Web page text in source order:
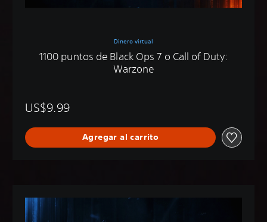
Dinero virtual
1100 puntos de Black Ops 7 o Call of Duty:
Warzone
US$9.99
Agregar al carrito